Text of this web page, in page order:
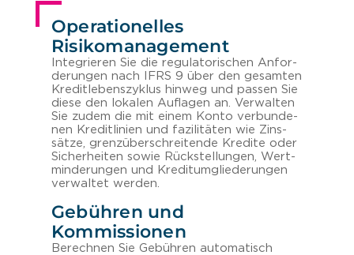
Operationelles
Risikomanagement
In­te­grie­ren Sie die re­gu­la­to­ri­schen An­for­
de­run­gen nach IFRS 9 über den ge­sam­ten
Kre­dit­le­bens­zy­klus hin­weg und pas­sen Sie
diese den lo­ka­len Auf­la­gen an. Ver­wal­ten
Sie zudem die mit einem Konto ver­bun­de­
nen Kre­dit­li­ni­en und fa­zi­li­tä­ten wie Zins­
sät­ze, grenz­über­schrei­ten­de Kre­di­te oder
Si­cher­hei­ten sowie Rück­stel­lun­gen, Wert­
min­de­run­gen und Kre­dit­um­glie­de­run­gen
ver­wal­tet wer­den.
Gebühren und
Kommissionen
Be­rech­nen Sie Ge­büh­ren au­to­ma­tisch